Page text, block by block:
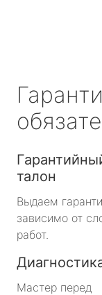
талон
Выдаем
зависимо от
работ.
Мастер перед